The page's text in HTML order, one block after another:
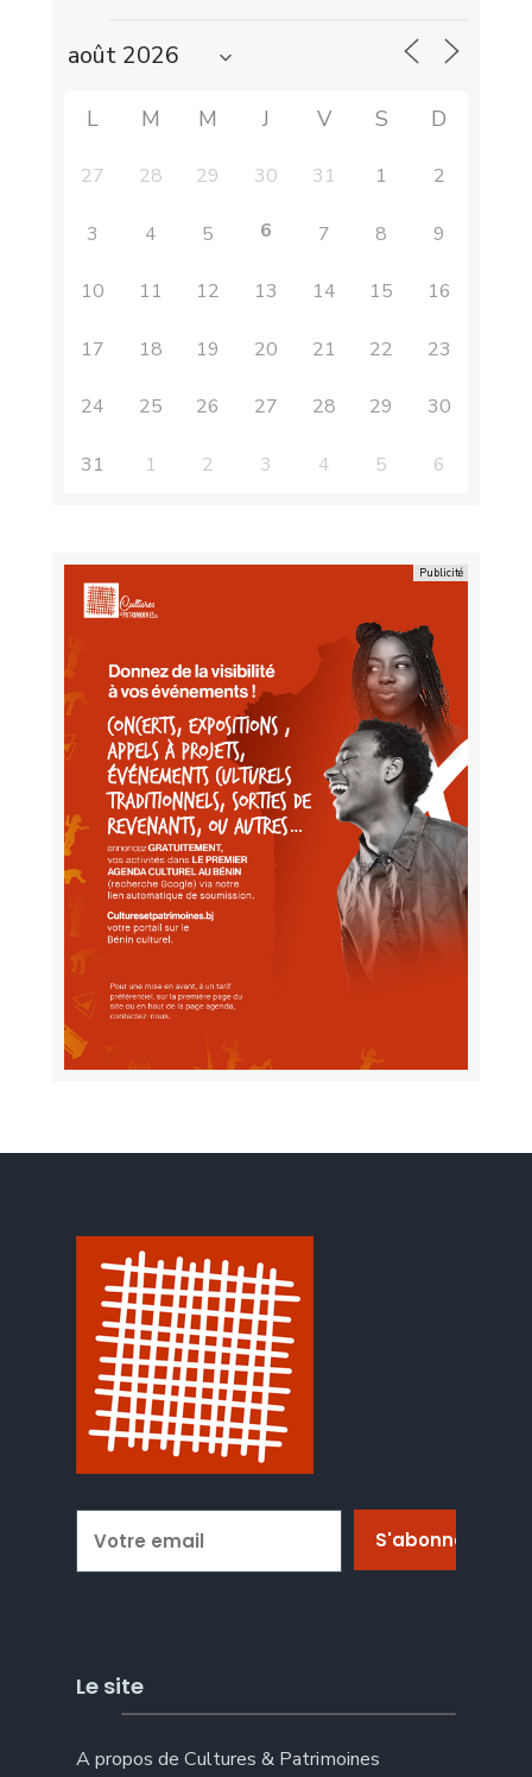
L M M J V S D
27 28 29 30 31 1 2
3 4 5 6 7 8 9
10 11 12 13 14 15 16
17 18 19 20 21 22 23
24 25 26 27 28 29 30
31 1 2 3 4 5 6
Le site
A propos de Cultures & Patrimoines